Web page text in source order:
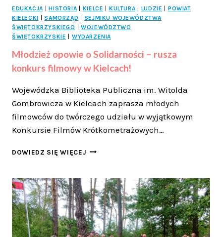
EDUKACJA | HISTORIA | KIELCE | KULTURA | LUDZIE | POWIAT
KIELECKI | SAMORZĄD | SEJMIKU WOJEWÓDZTWA
ŚWIĘTOKRZYSKIEGO | WOJEWÓDZTWO
ŚWIĘTOKRZYSKIE | WYDARZENIA
Młodzież opowie o Solidarności – rusza
konkurs filmowy w Kielcach!
Wojewódzka Biblioteka Publiczna im. Witolda
Gombrowicza w Kielcach zaprasza młodych
filmowców do twórczego udziału w wyjątkowym
Konkursie Filmów Krótkometrażowych…
DOWIEDZ SIĘ WIĘCEJ MŁODZIEŻ
SOLIDARNOŚCI
–
RUSZA
KONKURS
FILMOWY
W